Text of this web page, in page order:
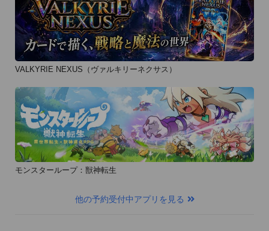
VALKYRIE NEXUS（ヴァルキリーネクサス）
モンスターループ：獣神転生
他の予約受付中アプリを見る